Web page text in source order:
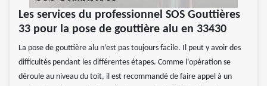
Les services du professionnel SOS Gouttières
33 pour la pose de gouttière alu en 33430
La pose de gouttière alu n’est pas toujours facile. Il peut y avoir des
difficultés pendant les différentes étapes. Comme l’opération se
déroule au niveau du toit, il est recommandé de faire appel à un